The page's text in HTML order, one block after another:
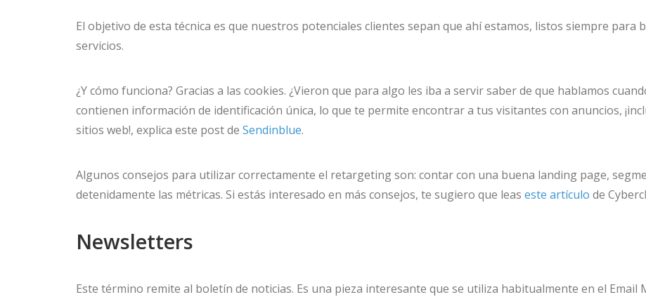
El objetivo de esta técnica es que nuestros potenciales clientes sepan que ahí estamos, listos siempre
servicios.
¿Y cómo funciona? Gracias a las cookies. ¿Vieron que para algo les iba a servir saber de que hablamos
contienen información de identificación única, lo que te permite encontrar a tus visitantes con anuncios,
sitios web!, explica este post de Sendinblue.
Algunos consejos para utilizar correctamente el retargeting son: contar con una buena landing page,
detenidamente las métricas. Si estás interesado en más consejos, te sugiero que leas este artículo de
Newsletters
Este término remite al boletín de noticias. Es una pieza interesante que se utiliza habitualmente en el Email